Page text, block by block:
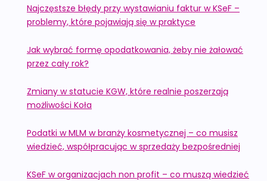
Najczęstsze błędy przy wystawianiu faktur w KSeF –
problemy, które pojawiają się w praktyce
Jak wybrać formę opodatkowania, żeby nie żałować
przez cały rok?
Zmiany w statucie KGW, które realnie poszerzają
możliwości Koła
Podatki w MLM w branży kosmetycznej – co musisz
wiedzieć, współpracując w sprzedaży bezpośredniej
KSeF w organizacjach non profit – co muszą wiedzieć